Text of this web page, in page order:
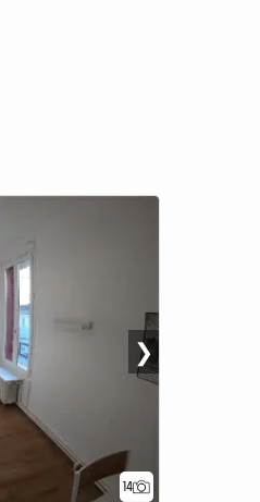
14
❯